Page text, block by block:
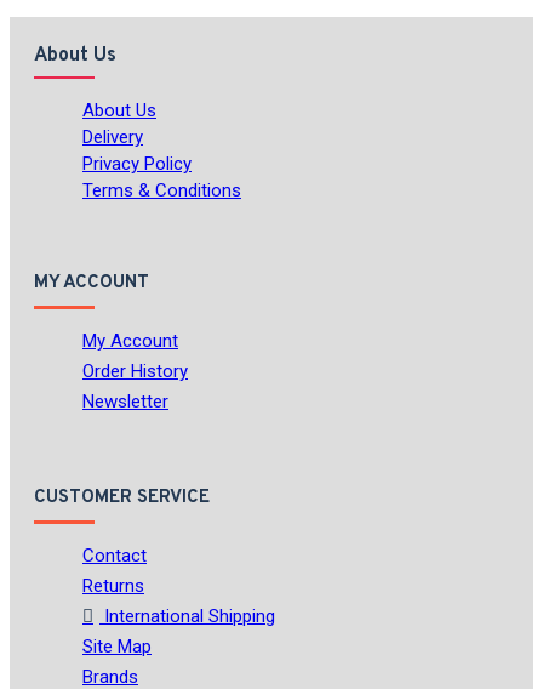
About Us
About Us
Delivery
Privacy Policy
Terms & Conditions
MY ACCOUNT
My Account
Order History
Newsletter
CUSTOMER SERVICE
Contact
Returns
International Shipping
Site Map
Brands